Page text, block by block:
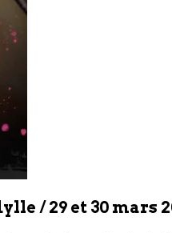
/ 29 et 30 mars